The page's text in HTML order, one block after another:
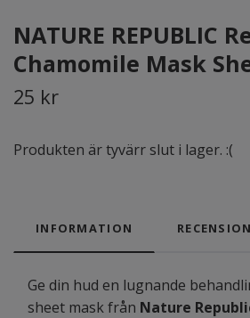
NATURE REPUBLIC
Chamomile Mask
25 kr
Produkten är tyvärr slut i lager. :(
INFORMATION
Ge din hud en lugnande
sheet mask från Nature